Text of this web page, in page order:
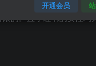
的。且小红书的女性均
开通会员